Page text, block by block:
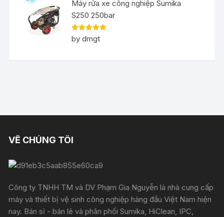
Máy rửa xe công nghiệp Sumika
S250 250bar
Rated5out
of 5
by dmgt
VỀ CHÚNG TÔI
Công ty TNHH TM và DV Phạm Gia Nguyễn là nhà cung cấp
máy và thiết bị vệ sinh công nghiệp hàng đầu Việt Nam hiện
nay. Bán sỉ - bán lẻ và phân phối Sumika, HiClean, IPC,